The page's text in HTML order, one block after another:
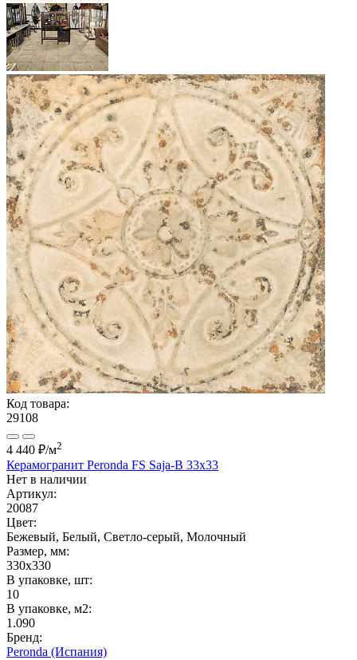
Код товара:
29108
4 440 ₽/м2
Керамогранит Peronda FS Saja-B 33x33
Нет в наличии
Артикул:
20087
Цвет:
Бежевый, Белый, Светло-серый, Молочный
Размер, мм:
330x330
В упаковке, шт:
10
В упаковке, м2:
1.090
Бренд:
Peronda (Испания)